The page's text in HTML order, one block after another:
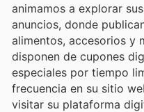
animamos a explorar
anuncios, donde
alimentos, accesorios y
disponen de cupones
especiales por tiempo
frecuencia en su sitio
visitar su plataforma